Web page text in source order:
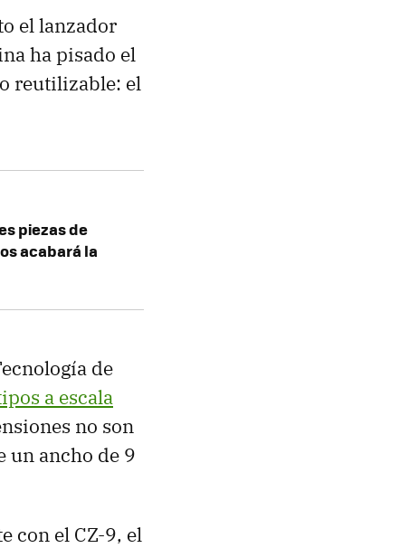
el lanzador
ha pisado el
reutilizable: el
piezas de
acabará la
de
a escala
no son
un ancho de 9
con el CZ-9, el